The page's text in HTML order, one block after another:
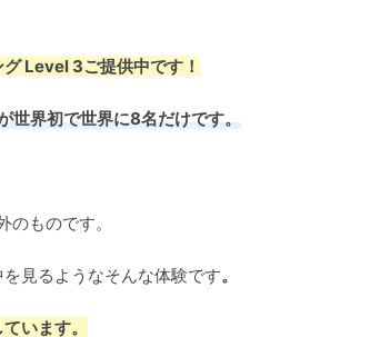
Level 3ご提供中です！
世界初で世界に8名だけです。
ものです。
見るようなそんな体験です。
います。